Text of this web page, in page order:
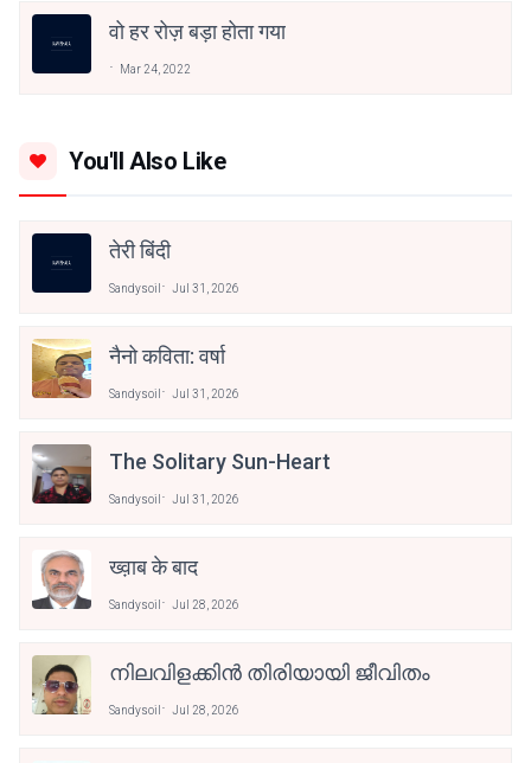
वो हर रोज़ बड़ा होता गया
Mar 24, 2022
You'll Also Like
तेरी बिंदी
Sandysoil Jul 31, 2026
नैनो कविता: वर्षा
Sandysoil Jul 31, 2026
The Solitary Sun-Heart
Sandysoil Jul 31, 2026
ख्व़ाब के बाद
Sandysoil Jul 28, 2026
നിലവിളക്കിൻ തിരിയായി ജീവിതം
Sandysoil Jul 28, 2026